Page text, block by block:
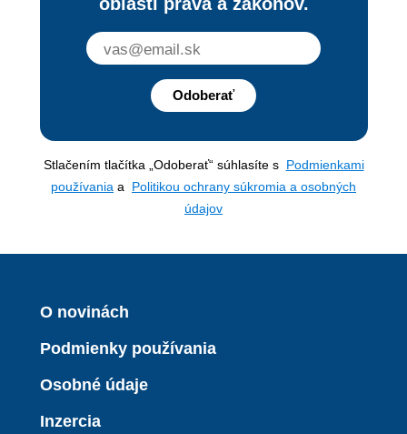
Odoberať
Stlačením tlačítka „Odoberať“ súhlasíte s Podmienkami
používania a Politikou ochrany súkromia a osobných
údajov
O novinách
Podmienky používania
Osobné údaje
Inzercia